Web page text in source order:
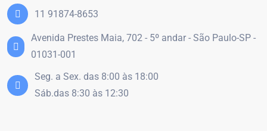
11 91874-8653
Avenida Prestes Maia, 702 - 5º andar - São Paulo-SP -
01031-001
Seg. a Sex. das 8:00 às 18:00
Sáb.das 8:30 às 12:30